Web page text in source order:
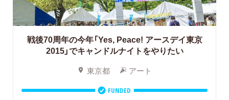
戦後70周年の今年「Yes, Peace! アースデイ東京
2015」でキャンドルナイトをやりたい
東京都 アート
FUNDED